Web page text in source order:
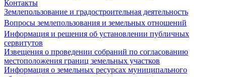
Контакты
Землепользование и градостроительная деятельность
Вопросы землепользования и земельных отношений
Информация и решения об установлении публичных
сервитутов
Извещения о проведении собраний по согласованию
местоположения границ земельных участков
Информация о земельных ресурсах муниципального